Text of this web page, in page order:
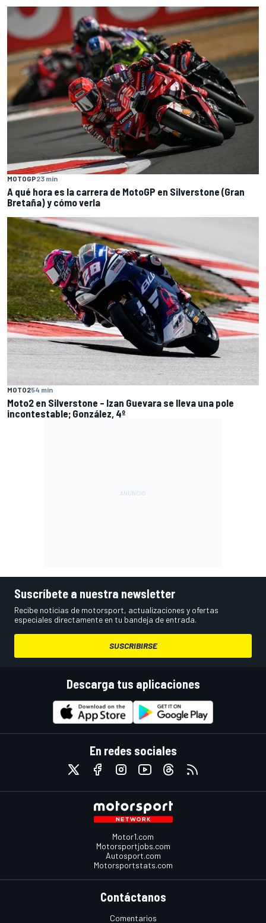
MOTOGP23 min
A qué hora es la carrera de MotoGP en Silverstone (Gran
Bretaña) y cómo verla
MOTO254 min
Moto2 en Silverstone – Izan Guevara se lleva una pole
incontestable; González, 4º
Suscríbete a nuestra newsletter
Recibe noticias de motorsport, actualizaciones y ofertas
especiales directamente en tu bandeja de entrada.
SUSCRIBIRSE
Descarga tus aplicaciones
En redes sociales
Motor1.com
Motorsportjobs.com
Autosport.com
Motorsportstats.com
Contáctanos
Comentarios